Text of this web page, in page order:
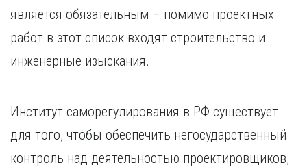
Краснодар
Красноярск
Курск
Липецк
М
Магнитогорск
Ульяновск
Уфа
Ч
Челябинск
Череповец
является обязательным – помимо проектных
работ в этот список входят строительство и
инженерные изыскания.
Институт саморегулирования в РФ существует
для того, чтобы обеспечить негосударственный
контроль над деятельностью проектировщиков,